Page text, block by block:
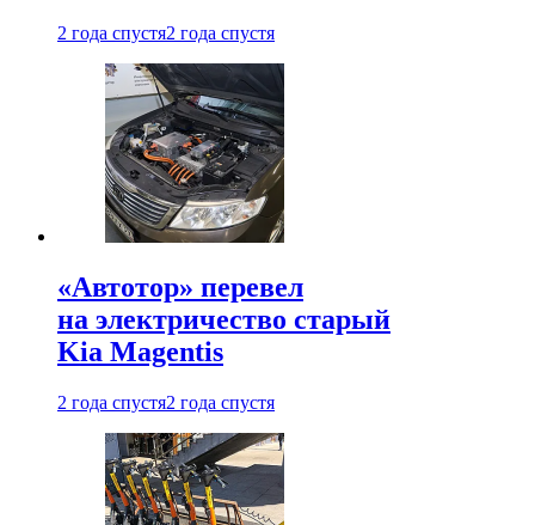
2 года спустя2 года спустя
«Автотор» перевел
на электричество старый
Kia Magentis
2 года спустя2 года спустя